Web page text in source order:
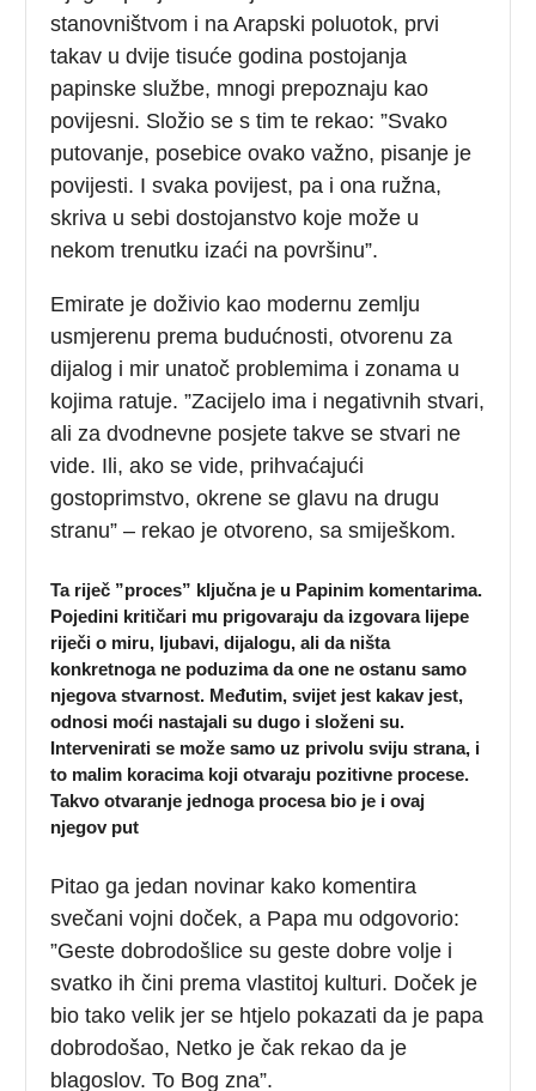
stanovništvom i na Arapski poluotok, prvi
takav u dvije tisuće godina postojanja
papinske službe, mnogi prepoznaju kao
povijesni. Složio se s tim te rekao: ”Svako
putovanje, posebice ovako važno, pisanje je
povijesti. I svaka povijest, pa i ona ružna,
skriva u sebi dostojanstvo koje može u
nekom trenutku izaći na površinu”.
Emirate je doživio kao modernu zemlju
usmjerenu prema budućnosti, otvorenu za
dijalog i mir unatoč problemima i zonama u
kojima ratuje. ”Zacijelo ima i negativnih stvari,
ali za dvodnevne posjete takve se stvari ne
vide. Ili, ako se vide, prihvaćajući
gostoprimstvo, okrene se glavu na drugu
stranu” – rekao je otvoreno, sa smiješkom.
Ta riječ ”proces” ključna je u Papinim komentarima.
Pojedini kritičari mu prigovaraju da izgovara lijepe
riječi o miru, ljubavi, dijalogu, ali da ništa
konkretnoga ne poduzima da one ne ostanu samo
njegova stvarnost. Međutim, svijet jest kakav jest,
odnosi moći nastajali su dugo i složeni su.
Intervenirati se može samo uz privolu sviju strana, i
to malim koracima koji otvaraju pozitivne procese.
Takvo otvaranje jednoga procesa bio je i ovaj
njegov put
Pitao ga jedan novinar kako komentira
svečani vojni doček, a Papa mu odgovorio:
”Geste dobrodošlice su geste dobre volje i
svatko ih čini prema vlastitoj kulturi. Doček je
bio tako velik jer se htjelo pokazati da je papa
dobrodošao, Netko je čak rekao da je
blagoslov. To Bog zna”.